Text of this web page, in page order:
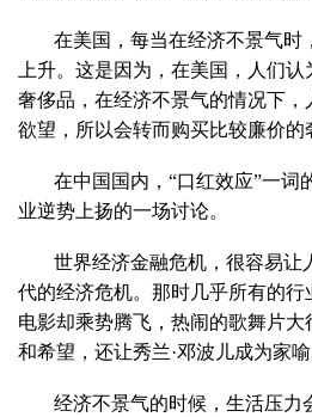
在美国，每当在经济不景气时
上升。这是因为，在美国，人们
奢侈品，在经济不景气的情况下
欲望，所以会转而购买比较廉价的
在中国国内，“口红效应”一词
业逆势上扬的一场讨论。
世界经济金融危机，很容易让
代的经济危机。那时几乎所有的
电影却乘势腾飞，热闹的歌舞片
和希望，还让秀兰·邓波儿成为家喻
经济不景气的时候，生活压力